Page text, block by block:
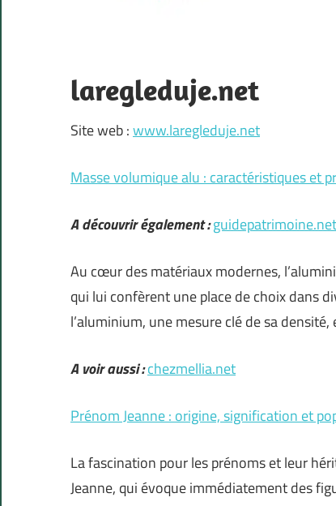
laregleduje.net
Site web :www.laregleduje.net
Masse volumique alu : caractéristiques et
A découvrir également :guidepatrimoine.net
Au cœur des matériaux modernes,
qui lui confèrent une place de choix dans
l’aluminium, une mesure clé de sa
A voir aussi :chezmellia.net
Prénom Jeanne : origine, signification et
La fascination pour les prénoms et leur
Jeanne, qui évoque immédiatement des